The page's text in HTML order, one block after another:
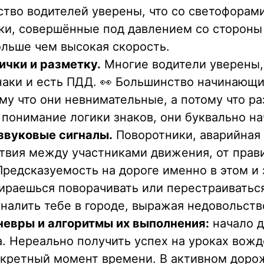
водителей уверены, что со
совершённые под давлением со
чем высокая скорость.
и разметку. Многие водители
и есть ПДД. 👀 Большинство
что они невнимательные, а потому что
логики знаков, они буквально
сигналы. Поворотники,
между участниками движения, от
на дороге именно в этом
поворачивать или
тебе в городе, выражая
и алгоритмы их выполнения: начало
Нереально получить успех на уроках
момент времени. В активном